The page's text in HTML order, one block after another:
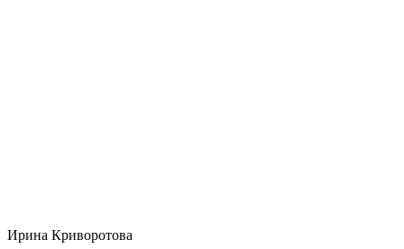
Ирина Криворотова